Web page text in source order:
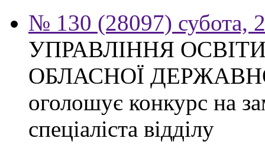
№ 130 (28097) субота,
УПРАВЛІННЯ
ОБЛАСНОЇ
оголошує конкурс на
спеціаліста відділу